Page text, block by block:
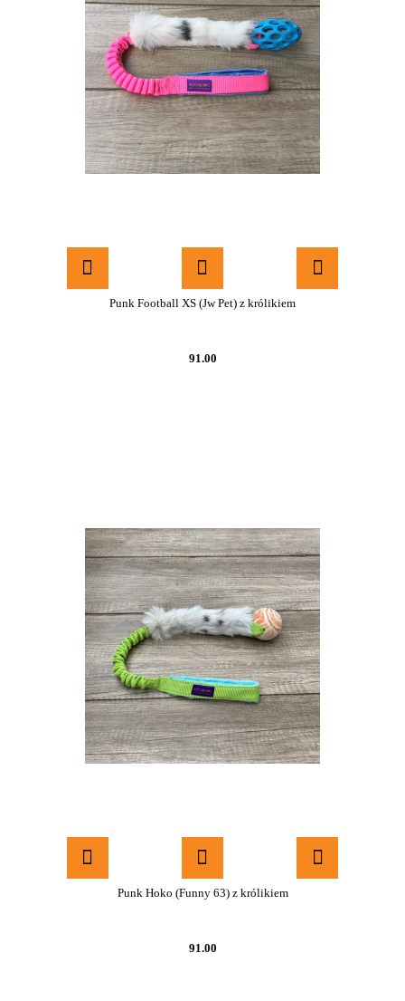
Punk Football XS (Jw Pet) z królikiem
91.00
Punk Hoko (Funny 63) z królikiem
91.00